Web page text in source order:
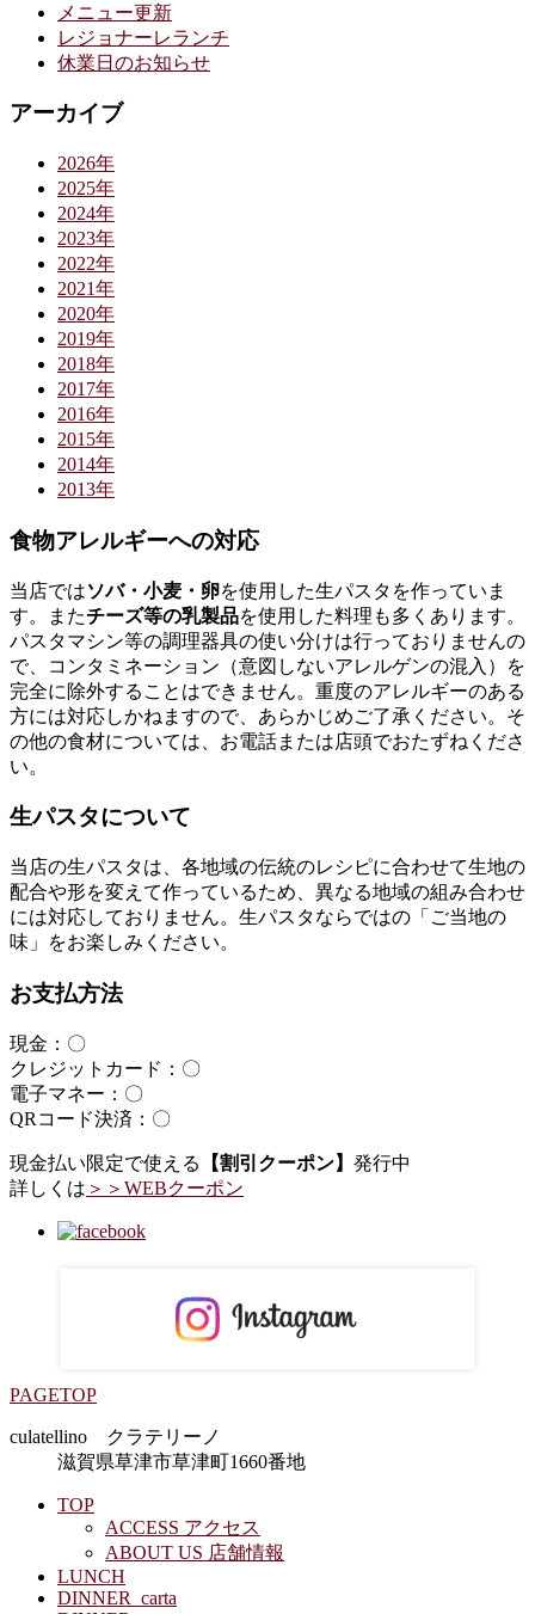
メニュー更新
レジョナーレランチ
休業日のお知らせ
アーカイブ
2026年
2025年
2024年
2023年
2022年
2021年
2020年
2019年
2018年
2017年
2016年
2015年
2014年
2013年
食物アレルギーへの対応
当店ではソバ・小麦・卵を使用した生パスタを作っていま
す。またチーズ等の乳製品を使用した料理も多くあります。
パスタマシン等の調理器具の使い分けは行っておりませんの
で、コンタミネーション（意図しないアレルゲンの混入）を
完全に除外することはできません。重度のアレルギーのある
方には対応しかねますので、あらかじめご了承ください。そ
の他の食材については、お電話または店頭でおたずねくださ
い。
生パスタについて
当店の生パスタは、各地域の伝統のレシピに合わせて生地の
配合や形を変えて作っているため、異なる地域の組み合わせ
には対応しておりません。生パスタならではの「ご当地の
味」をお楽しみください。
お支払方法
現金：〇
クレジットカード：〇
電子マネー：〇
QRコード決済：〇
現金払い限定で使える 【割引クーポン】 発行中
詳しくは ＞＞WEBクーポン
PAGETOP
culatellino クラテリーノ
滋賀県草津市草津町1660番地
TOP
ACCESS アクセス
ABOUT US 店舗情報
LUNCH
DINNER_carta